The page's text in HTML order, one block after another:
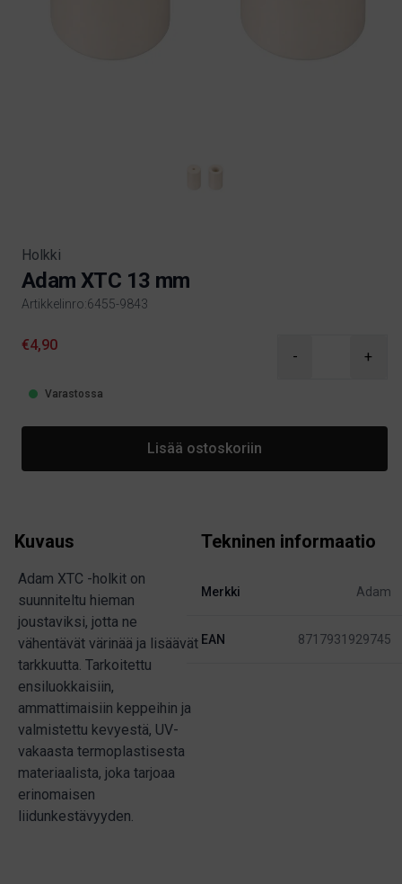
Holkki
Adam XTC 13 mm
Artikkelinro:6455-9843
Product information
€4,90
- +
Varastossa
Lisää ostoskoriin
Kuvaus
Adam XTC -holkit on
suunniteltu hieman
joustaviksi, jotta ne
vähentävät värinää ja lisäävät
tarkkuutta. Tarkoitettu
ensiluokkaisiin,
ammattimaisiin keppeihin ja
valmistettu kevyestä, UV-
vakaasta termoplastisesta
materiaalista, joka tarjoaa
erinomaisen
liidunkestävyyden.
Tekninen informaatio
Merkki Adam
EAN 8717931929745